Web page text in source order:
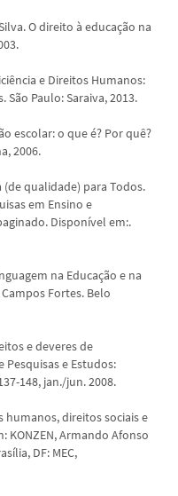
O direito à educação na
e Direitos Humanos:
Paulo: Saraiva, 2013.
escolar: o que é? Por quê?
2006.
(de qualidade) para Todos.
em Ensino e
Disponível em:.
na Educação e na
Fortes. Belo
e deveres de
e Estudos:
148, jan./jun. 2008.
humanos, direitos sociais e
KONZEN, Armando Afonso
DF: MEC,